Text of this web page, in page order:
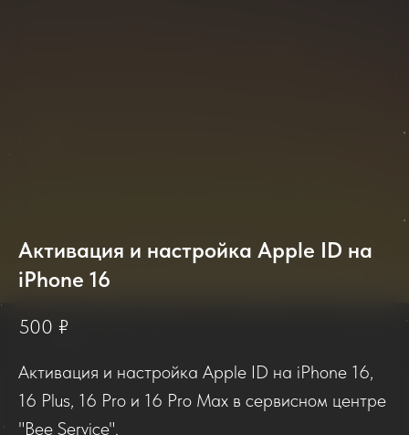
Активация и настройка Apple ID на
iPhone 16
500 ₽
Активация и настройка Apple ID на iPhone 16,
16 Plus, 16 Pro и 16 Pro Max в сервисном центре
"Bee Service".
Если вы обращались в наш сервисный центр,
просим вас поделиться своим отзывом. Нам
очень важно услышать ваше мнение о
качестве нашей работы!